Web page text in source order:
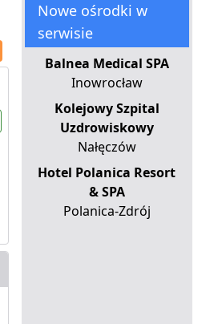
Nowe ośrodki w
serwisie
Balnea Medical SPA
Inowrocław
Kolejowy Szpital
Uzdrowiskowy
Nałęczów
Hotel Polanica Resort
& SPA
Polanica-Zdrój